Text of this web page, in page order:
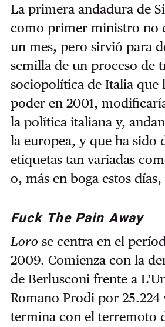
La primera andadura de
como primer ministro no
un mes, pero sirvió para
semilla de un proceso de
sociopolítica de Italia que
poder en 2001,
la política italiana y,
la europea, y que ha sido
etiquetas tan variadas
o, más en boga estos
Fuck The Pain Away
Loro se centra en el
2009. Comienza con la
de Berlusconi frente a
Romano Prodi por 25.224
termina con el terremoto